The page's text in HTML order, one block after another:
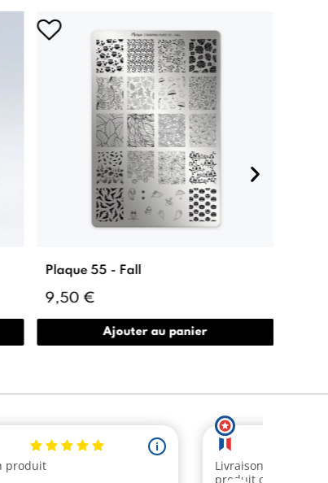
Plaque 55 - Fall
9,50 €
Ajouter au panier